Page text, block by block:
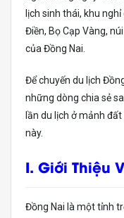
lịch sinh thái, khu
Điền, Bọ Cạp Vàng,
của Đồng Nai.
Để chuyến du lịch
những dòng chia sẻ
lần du lịch ở mảnh
này.
I. Giới Thiệu
Đồng Nai là một tỉnh